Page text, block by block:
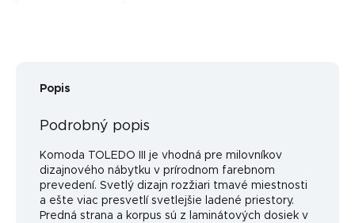
Popis
Podrobný popis
Komoda TOLEDO III je vhodná pre milovníkov
dizajnového nábytku v prírodnom farebnom
prevedení. Svetlý dizajn rozžiari tmavé miestnosti
a ešte viac presvetlí svetlejšie ladené priestory.
Predná strana a korpus sú z laminátových dosiek v